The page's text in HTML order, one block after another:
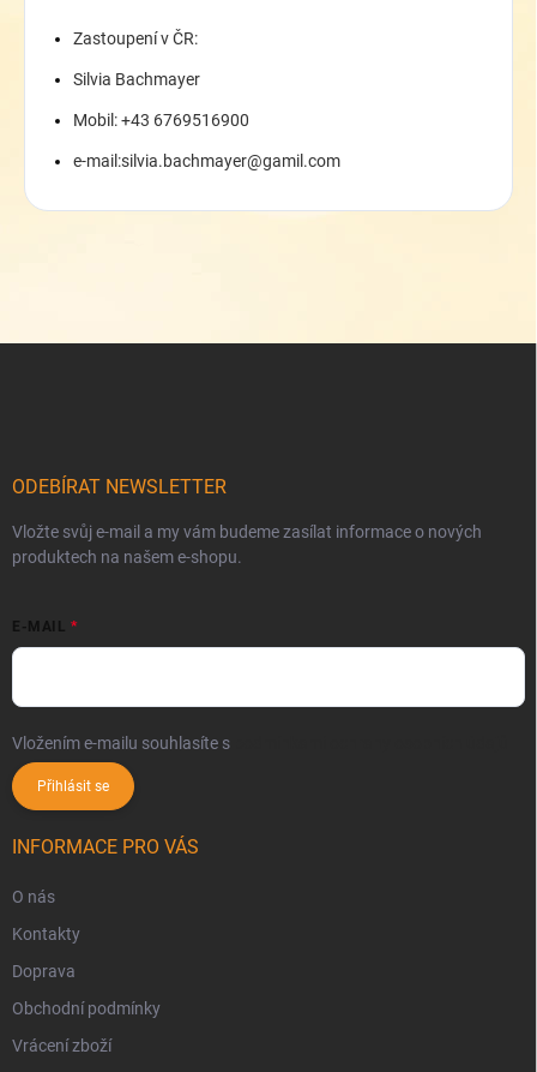
Zastoupení v ČR:
Silvia Bachmayer
Mobil: +43 6769516900
e-mail:silvia.bachmayer@gamil.com
ODEBÍRAT NEWSLETTER
Vložte svůj e-mail a my vám budeme zasílat informace o nových
produktech na našem e-shopu.
E-MAIL
Vložením e-mailu souhlasíte s
Přihlásit se
INFORMACE PRO VÁS
O nás
Kontakty
Doprava
Obchodní podmínky
Vrácení zboží